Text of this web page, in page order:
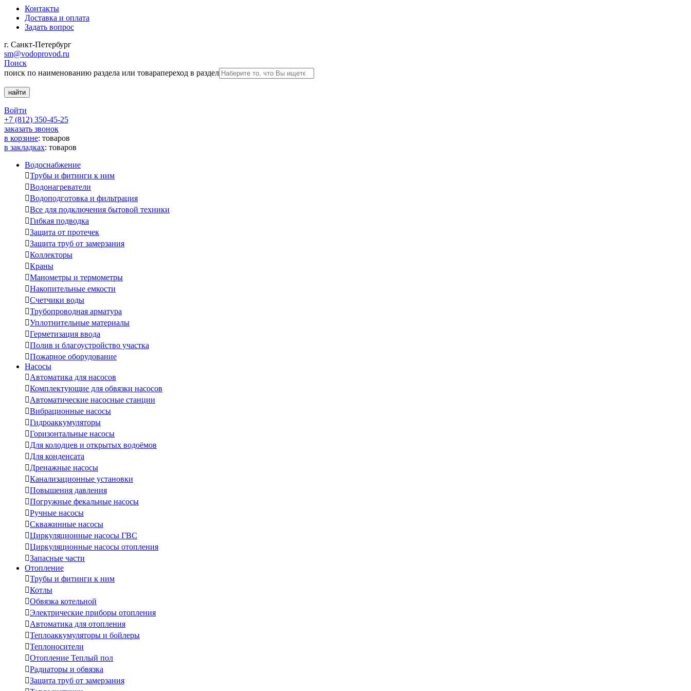
Контакты
Доставка и оплата
Задать вопрос
г. Санкт-Петербург
sm@vodoprovod.ru
Поиск
поиск по наименованию раздела или товарапереход в раздел
Войти
+7 (812) 350-45-25
заказать звонок
в корзине: товаров
в закладках: товаров
Водоснабжение
Трубы и фитинги к ним
Водонагреватели
Водоподготовка и фильтрация
Все для подключения бытовой техники
Гибкая подводка
Защита от протечек
Защита труб от замерзания
Коллекторы
Краны
Манометры и термометры
Накопительные емкости
Счетчики воды
Трубопроводная арматура
Уплотнительные материалы
Герметизация ввода
Полив и благоустройство участка
Пожарное оборудование
Насосы
Автоматика для насосов
Комплектующие для обвязки насосов
Автоматические насосные станции
Вибрационные насосы
Гидроаккумуляторы
Горизонтальные насосы
Для колодцев и открытых водоёмов
Для конденсата
Дренажные насосы
Канализационные установки
Повышения давления
Погружные фекальные насосы
Ручные насосы
Скважинные насосы
Циркуляционные насосы ГВС
Циркуляционные насосы отопления
Запасные части
Отопление
Трубы и фитинги к ним
Котлы
Обвязка котельной
Электрические приборы отопления
Автоматика для отопления
Теплоаккумуляторы и бойлеры
Теплоносители
Отопление Теплый пол
Радиаторы и обвязка
Защита труб от замерзания